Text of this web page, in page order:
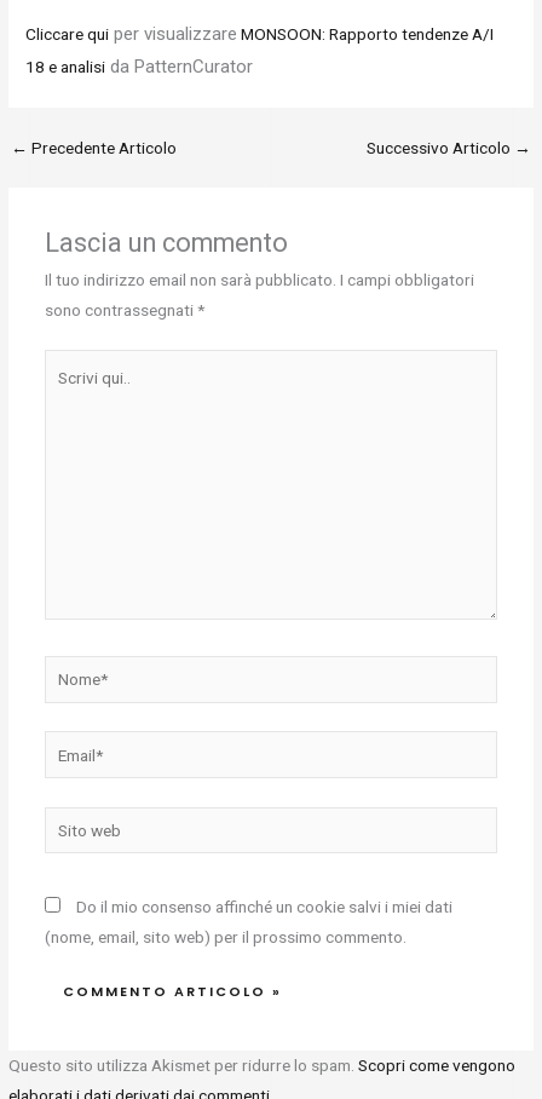
Cliccare qui per visualizzare MONSOON: Rapporto tendenze A/I
18 e analisi da PatternCurator
← Precedente Articolo Successivo Articolo →
Lascia un commento
Il tuo indirizzo email non sarà pubblicato. I campi obbligatori
sono contrassegnati*
web
Do il mio consenso affinché un cookie salvi i miei dati
(nome, email, sito web) per il prossimo commento.
Questo sito utilizza Akismet per ridurre lo spam.Scopri come vengono
elaborati i dati derivati dai commenti